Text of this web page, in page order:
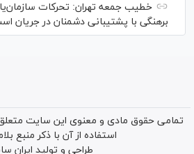
خطیب جمعه تهران: تحرکات
برهنگی با پشتیبانی دشمنان در جریان
تمامی حقوق مادی و معنوی این سایت
استفاده از آن با ذکر منبع
طراحی و تولید ایران